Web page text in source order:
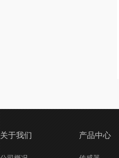
关于我们 产品中心